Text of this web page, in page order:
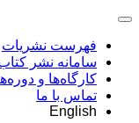
فهرست نشریات
سامانه نشر
کارگاه‌ها و
تماس با ما
English